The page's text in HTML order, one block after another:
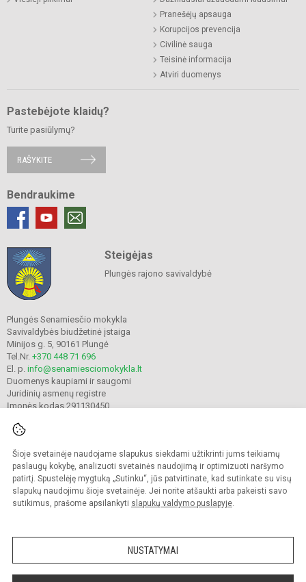
Šioje svetainėje naudojame slapukus siekdami užtikrinti jums teikiamų
paslaugų kokybę, analizuoti svetainės naudojimą ir optimizuoti naršymo
patirtį. Spustelėję mygtuką „Sutinku“, jūs patvirtinate, kad sutinkate su visų
slapukų naudojimu šioje svetainėje. Jei norite atšaukti arba pakeisti savo
sutikimus, prašome apsilankyti slapukų valdymo puslapyje.
NUSTATYMAI
Pranešėjų apsauga
Korupcijos prevencija
Civilinė sauga
Teisinė informacija
Atviri duomenys
Pastebėjote klaidų?
Turite pasiūlymų?
RAŠYKITE
Bendraukime
Steigėjas
Plungės rajono savivaldybė
Plungės Senamiesčio mokykla
Savivaldybės biudžetinė įstaiga
Minijos g. 5, 90161 Plungė
Tel.Nr. +370 448 71 696
El. p. info@senamiesciomokykla.lt
Duomenys kaupiami ir saugomi
Juridinių asmenų registre
Įmonės kodas 291130450
© 2022. Plungės Senamiesčio mokykla. Visos teisės saugomos.
Kopijuoti turinį be raštiško gimnazijos sutikimo griežtai draudžiama.
Prieinamumo paraiška Slapukų valdymas
Sumanus būdas atnaujinti